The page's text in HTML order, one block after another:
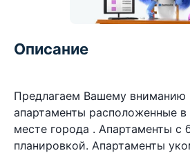
Описание
Предлагаем Вашему вниманию
апартаменты расположенные
месте города . Апартаменты с
планировкой. Апартаменты